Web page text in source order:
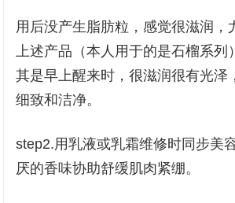
用后没产生脂肪粒，感觉很滋润，
上述产品（本人用于的是石榴系列
其是早上醒来时，很滋润很有光泽
细致和洁净。
step2.用乳液或乳霜维修时同步美
厌的香味协助舒缓肌肉紧绷。